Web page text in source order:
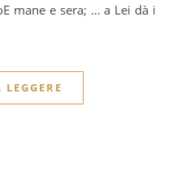
mane e sera; … a Lei dà i